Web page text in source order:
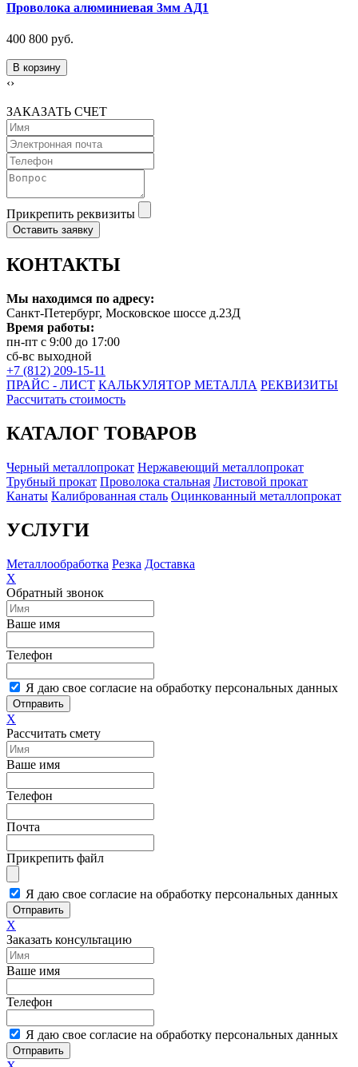
Проволока алюминиевая 3мм АД1
400 800 руб.
В корзину
‹›
ЗАКАЗАТЬ СЧЕТ
Прикрепить реквизиты
Оставить заявку
КОНТАКТЫ
Мы находимся по адресу:
Санкт-Петербург, Московское шоссе д.23Д
Время работы:
пн-пт с 9:00 до 17:00
сб-вс выходной
+7 (812) 209-15-11
ПРАЙС - ЛИСТ КАЛЬКУЛЯТОР МЕТАЛЛА РЕКВИЗИТЫ
Рассчитать стоимость
КАТАЛОГ ТОВАРОВ
Черный металлопрокат Нержавеющий металлопрокат
Трубный прокат Проволока стальная Листовой прокат
Канаты Калиброванная сталь Оцинкованный металлопрокат
УСЛУГИ
Металлообработка Резка Доставка
X
Обратный звонок
Ваше имя
Телефон
Я даю свое согласие на обработку персональных данных
Отправить
X
Рассчитать смету
Ваше имя
Телефон
Почта
Прикрепить файл
Я даю свое согласие на обработку персональных данных
Отправить
X
Заказать консультацию
Ваше имя
Телефон
Я даю свое согласие на обработку персональных данных
Отправить